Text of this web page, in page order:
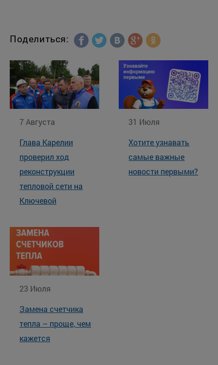
Поделиться:
7 Августа
Глава Карелии
проверил ход
реконструкции
тепловой сети на
Ключевой
31 Июля
Хотите узнавать
самые важные
новости первыми?
23 Июля
Замена счетчика
тепла – проще, чем
кажется